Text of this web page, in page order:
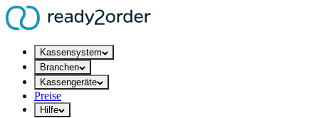
Kassensystem
Branchen
Kassengeräte
Preise
Hilfe